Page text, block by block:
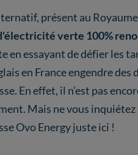
présent au
verte 100%
en essayant de défier les
en France engendre
En effet, il n’est pas
Mais ne vous
Ovo Energy juste ici !